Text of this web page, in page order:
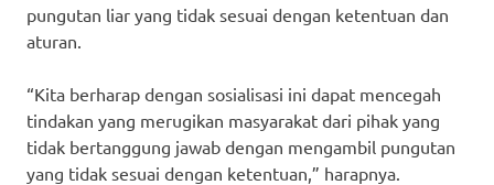
pungutan liar yang tidak sesuai dengan ketentuan dan
aturan.
“Kita berharap dengan sosialisasi ini dapat mencegah
tindakan yang merugikan masyarakat dari pihak yang
tidak bertanggung jawab dengan mengambil pungutan
yang tidak sesuai dengan ketentuan,” harapnya.